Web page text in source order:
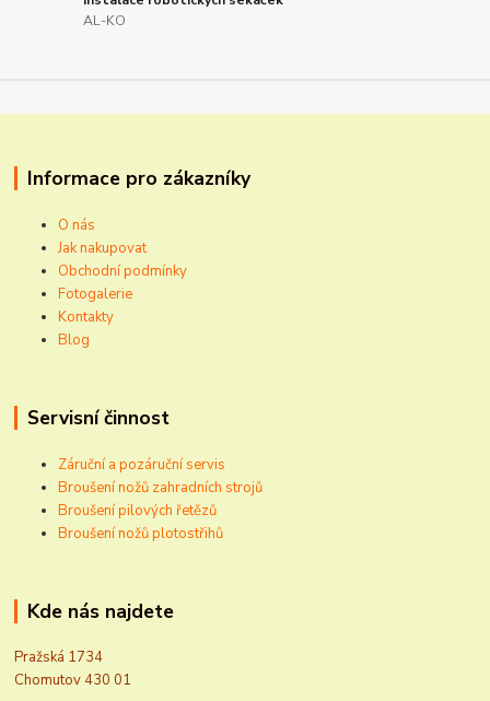
AL-KO
Informace pro zákazníky
O nás
Jak nakupovat
Obchodní podmínky
Fotogalerie
Kontakty
Blog
Servisní činnost
Záruční a pozáruční servis
Broušení nožů zahradních strojů
Broušení pilových řetězů
Broušení nožů plotostřihů
Kde nás najdete
Pražská 1734
Chomutov 430 01